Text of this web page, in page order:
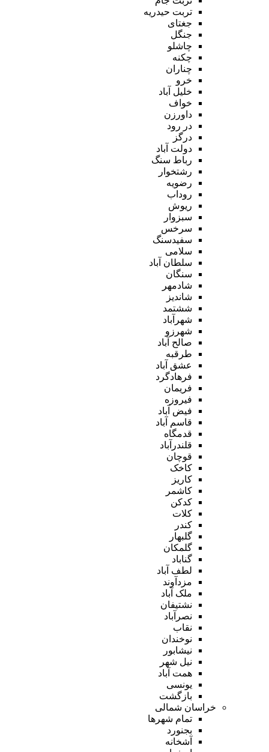
تربت حیدریه
جغتای
جنگل
چاشلو
چکنه
چناران
خرو
خلیل آباد
خواف
داورزن
در رود
درگز
دولت آباد
رباط سنگ
رشتخوار
رضویه
روداب
ریوش
سبزوار
سرخس
سفیدسنگ
سلامی
سلطان آباد
سنگان
شادمهر
شاندیز
ششتمد
شهرآباد
شهرزو
صالح آباد
طرقبه
عشق آباد
فرهادگرد
فریمان
فیروزه
فیض آباد
قاسم آباد
قدمگاه
قلندرآباد
قوچان
کاخک
کاریز
کاشمر
کدکن
کلات
کندر
گلبهار
گلمکان
گناباد
لطف آباد
مزدآوند
ملک آباد
نشتیفان
نصرآباد
نقاب
نوخندان
نیشابور
نیل شهر
همت آباد
یونسی
بازگشت
خراسان شمالی
تمام شهر‌ها
بجنورد
آشخانه